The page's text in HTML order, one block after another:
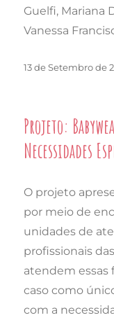
Guelfi, Mariana
Vanessa
Publicado
13 de Setembro de
Projeto:
Necessidades
O projeto
por meio de
unidades de
profissionais
atendem essas
caso como
com a